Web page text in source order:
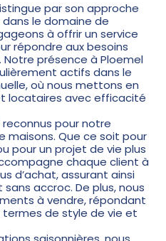
par son approche
le domaine de
à offrir un service
répondre aux besoins
présence à Ploemel
actifs dans le
, où nous mettons en
locataires avec efficacité
pour notre
maisons. Que ce soit pour
pour un projet de vie plus
chaque client à
d’achat, assurant ainsi
accroc. De plus, nous
à vendre, répondant
de style de vie et